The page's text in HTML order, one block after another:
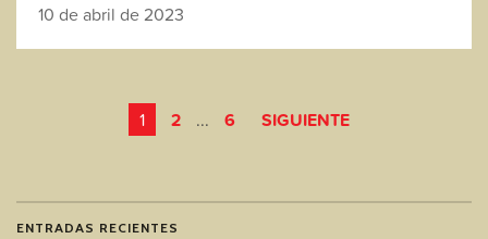
10 de abril de 2023
1 2 ... 6 SIGUIENTE
ENTRADAS RECIENTES